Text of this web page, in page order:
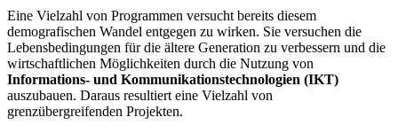
Eine Vielzahl von Programmen versucht bereits diesem
demografischen Wandel entgegen zu wirken. Sie versuchen die
Lebensbedingungen für die ältere Generation zu verbessern und die
wirtschaftlichen Möglichkeiten durch die Nutzung von
Informations- und Kommunikationstechnologien (IKT)
auszubauen. Daraus resultiert eine Vielzahl von
grenzübergreifenden Projekten.